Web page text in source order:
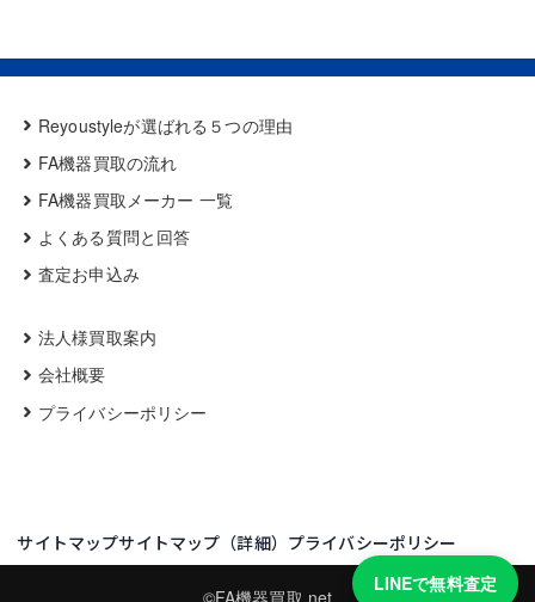
Reyoustyleが選ばれる５つの理由
FA機器買取の流れ
FA機器買取メーカー 一覧
よくある質問と回答
査定お申込み
法人様買取案内
会社概要
プライバシーポリシー
サイトマップサイトマップ（詳細） プライバシーポリシー
©FA機器買取.net
LINEで無料査定